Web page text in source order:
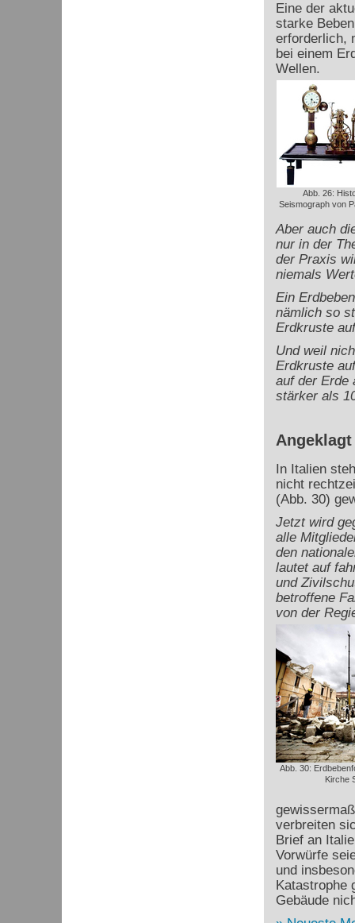
Eine der
starke
erforderlich,
bei einem
Wellen.
Abb. 26:
Seismograph von
Aber auch
nur in der
der Praxis
niemals
Ein
nämlich so
Erdkruste
Und weil
Erdkruste
auf der Erde
stärker als
In Italien
nicht
(Abb. 30)
Jetzt wird
alle
den
lautet auf
und
betroffene
von der
Abb. 30:
Kirche
verbreiten
Brief an
Vorwürfe
und
Katastrophe
Gebäude